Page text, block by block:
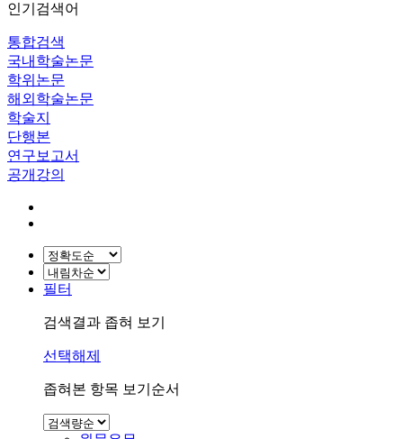
인기검색어
통합검색
국내학술논문
학위논문
해외학술논문
학술지
단행본
연구보고서
공개강의
필터
검색결과 좁혀 보기
선택해제
좁혀본 항목 보기순서